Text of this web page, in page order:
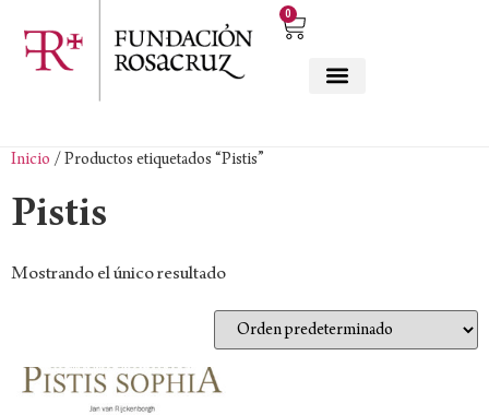
0
Inicio / Productos etiquetados “Pistis”
Pistis
Mostrando el único resultado